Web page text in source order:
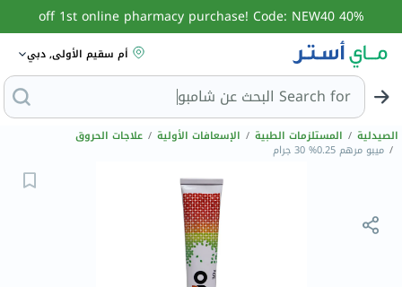
40% off 1st online pharmacy purchase! Code: NEW40
أم سقيم الأولى, دبي
Search for
الصيدلية / المستلزمات الطبية / الإسعافات الأولية / علاجات الحروق
/ ميبو مرهم 0.25% 30 جرام